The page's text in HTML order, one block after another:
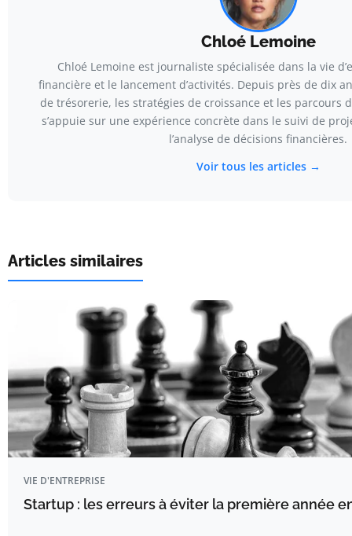
Chloé Lemoine
Chloé Lemoine est journaliste spécialisée dans la vie
financière et le lancement d’activités. Depuis près de dix
de trésorerie, les stratégies de croissance et les parcours
s’appuie sur une expérience concrète dans le suivi de
l’analyse de décisions financières.
Voir tous les articles →
Articles similaires
VIE D'ENTREPRISE
Startup : les erreurs à éviter la première année